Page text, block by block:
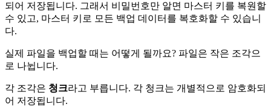
되어 저장됩니다. 그래서 비밀번호만 알면 마스터 키를 복원할
수 있고, 마스터 키로 모든 백업 데이터를 복호화할 수 있습니
다.
실제 파일을 백업할 때는 어떻게 될까요? 파일은 작은 조각으
로 나뉩니다.
각 조각은 청크라고 부릅니다. 각 청크는 개별적으로 암호화되
어 저장됩니다.